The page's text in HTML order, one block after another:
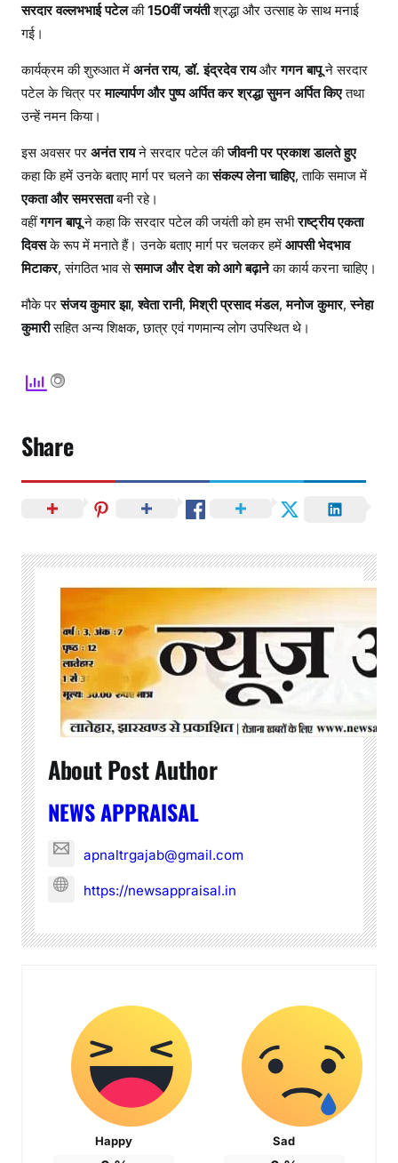
सरदार वल्लभभाई पटेलकी150वीं जयंतीश्रद्धा और उत्साह के साथ मनाई
गई।
कार्यक्रम की शुरुआत में अनंत राय,डॉ. इंद्रदेव रायऔरगगन बापूने सरदार
पटेल के चित्र परमाल्यार्पण और पुष्प अर्पित कर श्रद्धा सुमन अर्पित किएतथा
उन्हें नमन किया।
इस अवसर पर अनंत रायने सरदार पटेल कीजीवनी पर प्रकाश डालते हुए
कहा कि हमें उनके बताए मार्ग पर चलने कासंकल्प लेना चाहिए, ताकि समाज में
एकता और समरसताबनी रहे।
वहींगगन बापूने कहा कि सरदार पटेल की जयंती को हम सभीराष्ट्रीय एकता
दिवसके रूप में मनाते हैं। उनके बताए मार्ग पर चलकर हमें आपसी भेदभाव
मिटाकर, संगठित भाव सेसमाज और देश को आगे बढ़ानेका कार्य करना चाहिए।
मौके परसंजय कुमार झा,श्वेता रानी,मिश्री प्रसाद मंडल,मनोज कुमार,स्नेहा
कुमारीसहित अन्य शिक्षक, छात्र एवं गणमान्य लोग उपस्थित थे।
Share
About Post Author
NEWS APPRAISAL
apnaltrgajab@gmail.com
https://newsappraisal.in
Happy Sad